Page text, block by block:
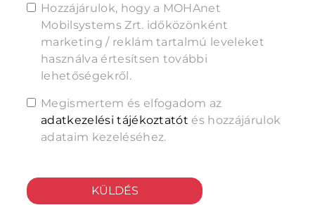
Hozzájárulok, hogy a MOHAnet
Mobilsystems Zrt. időközönként
marketing / reklám tartalmú leveleket
használva értesítsen további
lehetőségekről.
Megismertem és elfogadom az
adatkezelési tájékoztatót és hozzájárulok
adataim kezeléséhez.
KÜLDÉS